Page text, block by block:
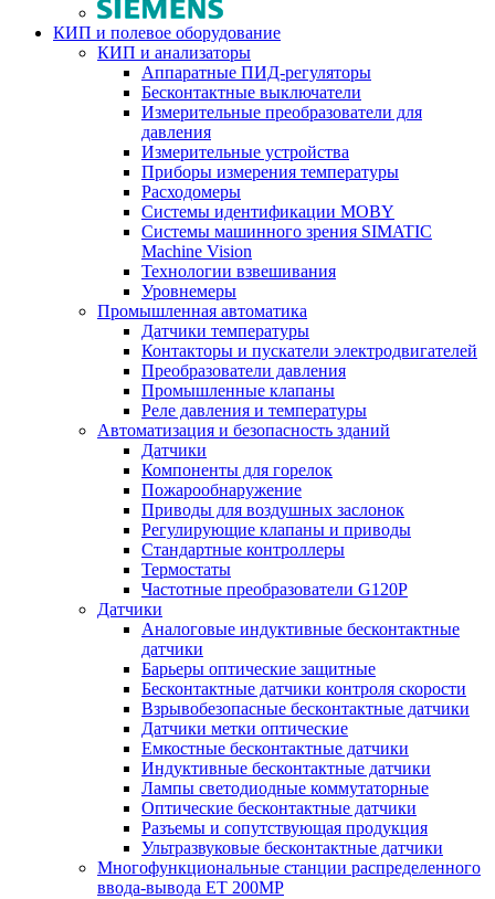
КИП и полевое оборудование
КИП и анализаторы
Аппаратные ПИД-регуляторы
Бесконтактные выключатели
Измерительные преобразователи для
давления
Измерительные устройства
Приборы измерения температуры
Расходомеры
Системы идентификации MOBY
Системы машинного зрения SIMATIC
Machine Vision
Технологии взвешивания
Уровнемеры
Промышленная автоматика
Датчики температуры
Контакторы и пускатели электродвигателей
Преобразователи давления
Промышленные клапаны
Реле давления и температуры
Автоматизация и безопасность зданий
Датчики
Компоненты для горелок
Пожарообнаружение
Приводы для воздушных заслонок
Регулирующие клапаны и приводы
Стандартные контроллеры
Термостаты
Частотные преобразователи G120P
Датчики
Аналоговые индуктивные бесконтактные
датчики
Барьеры оптические защитные
Бесконтактные датчики контроля скорости
Взрывобезопасные бесконтактные датчики
Датчики метки оптические
Емкостные бесконтактные датчики
Индуктивные бесконтактные датчики
Лампы светодиодные коммутаторные
Оптические бесконтактные датчики
Разъемы и сопутствующая продукция
Ультразвуковые бесконтактные датчики
Многофункциональные станции распределенного
ввода-вывода ET 200MP